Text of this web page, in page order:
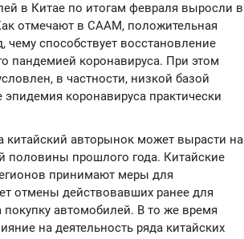
в Китае по итогам февраля выросли в
отмечают в СААМ, положительная
способствует восстановление
пандемией коронавируса. При этом
в частности, низкой базой
коронавируса практически
китайский авторынок может вырасти на
половины прошлого года. Китайские
принимают меры для
отмены действовавших ранее для
покупку автомобилей. В то же время
на деятельность ряда китайских